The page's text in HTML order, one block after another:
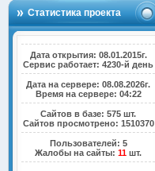
Статистика проекта
Дата открытия: 08.01.2015г.
Сервис работает: 4230-й день
Дата на сервере: 08.08.2026г.
Время на сервере: 04:22
Сайтов в базе: 575 шт.
Сайтов просмотрено: 1510370
Пользователей: 5
Жалобы на сайты:11 шт.